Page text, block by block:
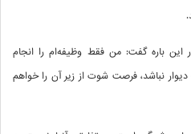
این‌ باره گفت: من فقط وظیفه‌ام را انجام
نباشد، فرصت شوت از زیر آن را خواهم